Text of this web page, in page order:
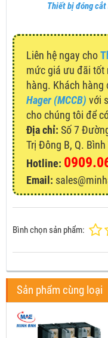
Thiết bị đóng cắt
Liên hệ ngay cho
mức giá ưu đãi tốt
hàng. Khách hàng
Hager (MCCB) với
cho chúng tôi để
Địa chỉ: Số 7
Trị Đông B, Q. Bình
Hotline:
Email:
Bình chọn sản phẩm:
Sản phẩm cùng loại